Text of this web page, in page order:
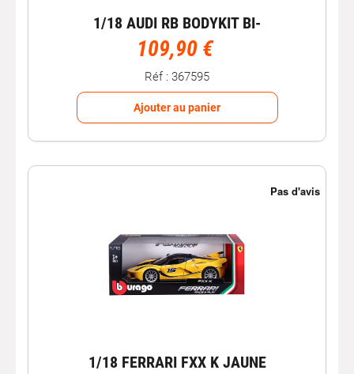
1/18 AUDI RB BODYKIT BI-
109,90 €
Réf : 367595
Ajouter au panier
1/18 FERRARI FXX K JAUNE